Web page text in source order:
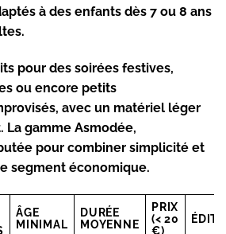
à des enfants dès 7 ou 8 ans
pour des soirées festives,
ou encore petits
avec un matériel léger
gamme Asmodée,
pour combiner simplicité et
segment économique.
ÂGE
MINIMAL
DURÉE
MOYENNE
PRIX
(< 20
€)